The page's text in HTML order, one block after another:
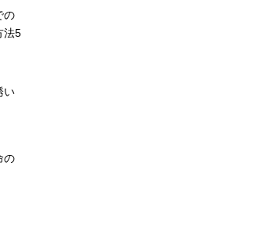
の
法5
い
の